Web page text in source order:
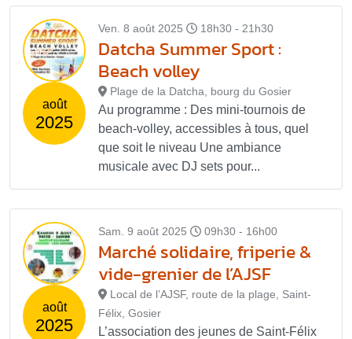
août
2025
Ven. 8 août 2025 18h30 - 21h30
Datcha Summer Sport :
Beach volley
Plage de la Datcha, bourg du Gosier
Au programme : Des mini-tournois de
beach-volley, accessibles à tous, quel
que soit le niveau Une ambiance
musicale avec DJ sets pour...
août
2025
Sam. 9 août 2025 09h30 - 16h00
Marché solidaire, friperie &
vide-grenier de l’AJSF
Local de l’AJSF, route de la plage, Saint-
Félix, Gosier
L’association des jeunes de Saint-Félix